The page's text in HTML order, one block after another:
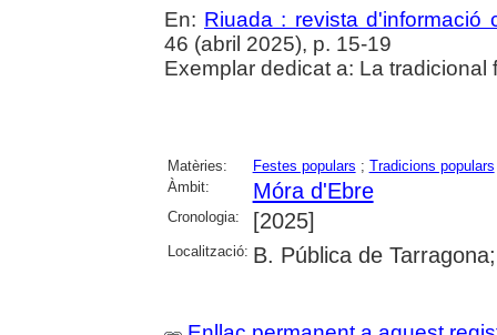
En: Riuada : revista d'informació
46 (abril 2025), p. 15-19
Exemplar dedicat a: La
Matèries: Festes populars ; Tradicions populars
Àmbit:
Móra d'Ebre
Cronologia: [2025]
Localització: B. Pública de